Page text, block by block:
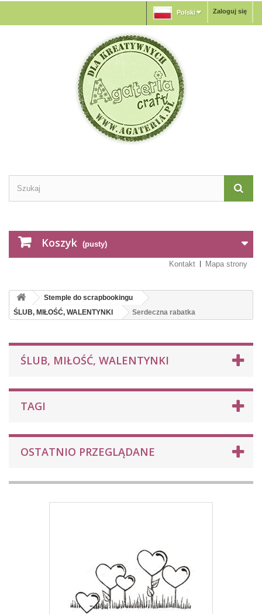
Zaloguj się
Polski
Koszyk (pusty)
Kontakt Mapa strony
Stemple do scrapbookingu
ŚLUB, MIŁOŚĆ, WALENTYNKI
Serdeczna rabatka
ŚLUB, MIŁOŚĆ, WALENTYNKI
TAGI
OSTATNIO PRZEGLĄDANE